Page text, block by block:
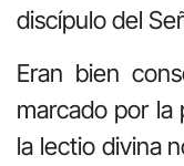
discípulo del
Eran bien
marcado por la
la lectio divina